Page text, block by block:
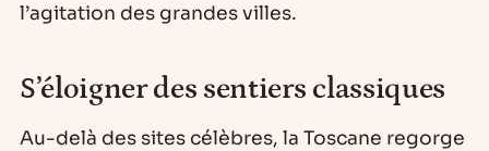
l’agitation des grandes villes.
S’éloigner des sentiers classiques
Au-delà des sites célèbres, la Toscane regorge